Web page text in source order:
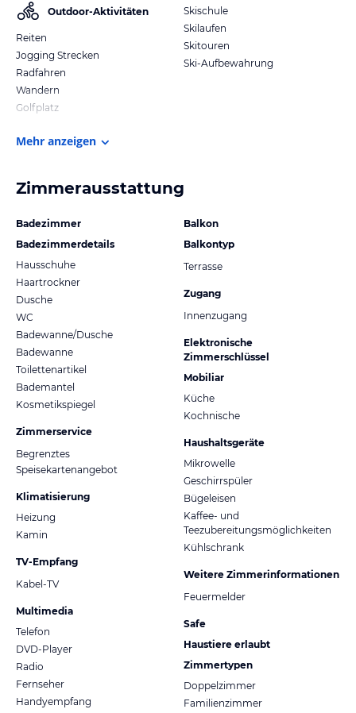
Outdoor-Aktivitäten
Reiten
Jogging Strecken
Radfahren
Wandern
Golfplatz
Skischule
Skilaufen
Skitouren
Ski-Aufbewahrung
Mehr anzeigen
Zimmerausstattung
Badezimmer
Badezimmerdetails
Hausschuhe
Haartrockner
Dusche
WC
Badewanne/Dusche
Badewanne
Toilettenartikel
Bademantel
Kosmetikspiegel
Zimmerservice
Begrenztes
Speisekartenangebot
Klimatisierung
Heizung
Kamin
TV-Empfang
Kabel-TV
Multimedia
Telefon
DVD-Player
Radio
Fernseher
Handyempfang
Balkon
Balkontyp
Terrasse
Zugang
Innenzugang
Elektronische
Zimmerschlüssel
Mobiliar
Küche
Kochnische
Haushaltsgeräte
Mikrowelle
Geschirrspüler
Bügeleisen
Kaffee- und
Teezubereitungsmöglichkeiten
Kühlschrank
Weitere Zimmerinformationen
Feuermelder
Safe
Haustiere erlaubt
Zimmertypen
Doppelzimmer
Familienzimmer